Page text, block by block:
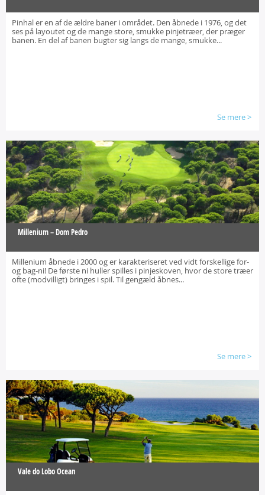
Pinhal er en af de ældre baner i området. Den åbnede i 1976, og det
ses på layoutet og de mange store, smukke pinjetræer, der præger
banen. En del af banen bugter sig langs de mange, smukke...
Se mere>
Millenium – Dom Pedro
Millenium åbnede i 2000 og er karakteriseret ved vidt forskellige for-
og bag-ni! De første ni huller spilles i pinjeskoven, hvor de store træer
ofte (modvilligt) bringes i spil. Til gengæld åbnes...
Se mere>
Vale do Lobo Ocean